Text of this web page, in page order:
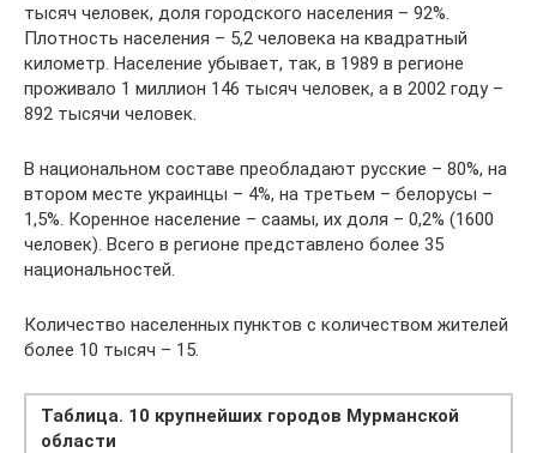
тысяч человек, доля городского населения – 92%.
Плотность населения – 5,2 человека на квадратный
километр. Население убывает, так, в 1989 в регионе
проживало 1 миллион 146 тысяч человек, а в 2002 году –
892 тысячи человек.
В национальном составе преобладают русские – 80%, на
втором месте украинцы – 4%, на третьем – белорусы –
1,5%. Коренное население – саамы, их доля – 0,2% (1600
человек). Всего в регионе представлено более 35
национальностей.
Количество населенных пунктов с количеством жителей
более 10 тысяч – 15.
Таблица. 10 крупнейших городов Мурманской
области